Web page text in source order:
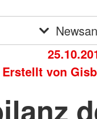
Erstellt von